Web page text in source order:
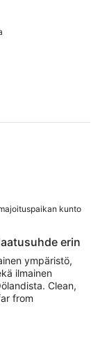
kunto
erin
ympäristö,
ilmainen
Clean,
from